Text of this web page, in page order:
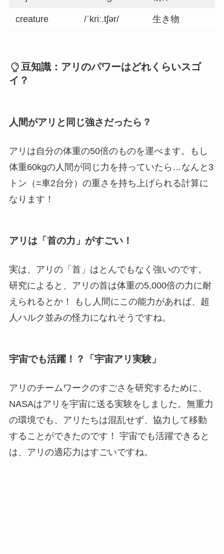
creature /ˈkriː.tʃər/ 生き物
豆知識： アリのパワーはどれくらいスゴ
イ？
人間がアリと同じ強さだったら？
アリは自分の体重の50倍のものを運べます。もし
体重60kgの人間が同じ力を持っていたら…なんと3
トン（=車2台分）の重さを持ち上げられる計算に
なります！
アリは「首の力」がすごい！
実は、アリの「首」はとんでもなく強いのです。
研究によると、アリの首は体重の5,000倍の力に耐
えられるとか！ もし人間にこの能力があれば、超
人ハルク並みの怪力になれそうですね。
宇宙でも活躍！？「宇宙アリ実験」
アリのチームワークのすごさを研究するために、
NASAはアリを宇宙に送る実験をしました。無重力
の環境でも、アリたちは混乱せず、協力して移動
することができたのです！ 宇宙でも活躍できると
は、アリの適応力はすごいですね。